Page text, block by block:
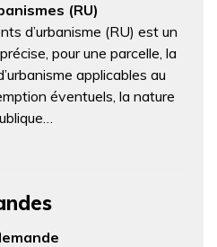
(RU)
d’urbanisme (RU) est un
pour une parcelle, la
applicables au
éventuels, la nature